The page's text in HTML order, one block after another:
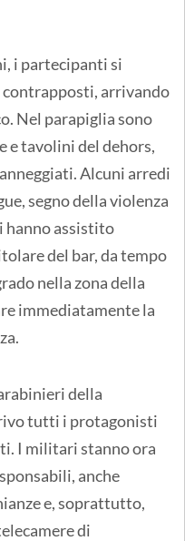
i partecipanti si
arrivando
Nel parapiglia sono
e tavolini del dehors,
Alcuni arredi
segno della violenza
hanno assistito
del bar, da tempo
nella zona della
immediatamente la
della
tutti i protagonisti
I militari stanno ora
anche
e, soprattutto,
di